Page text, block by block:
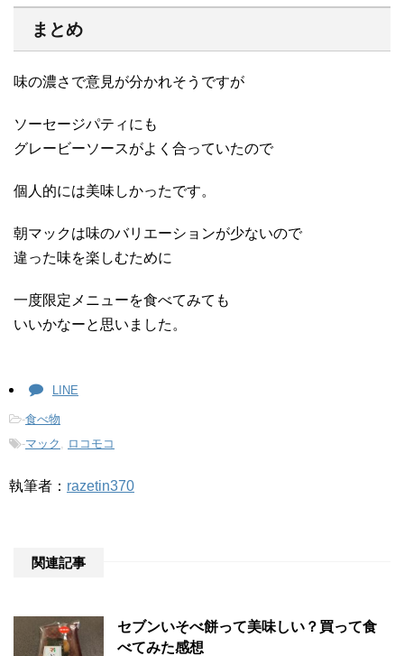
まとめ
味の濃さで意見が分かれそうですが
ソーセージパティにも
グレービーソースがよく合っていたので
個人的には美味しかったです。
朝マックは味のバリエーションが少ないので
違った味を楽しむために
一度限定メニューを食べてみても
いいかなーと思いました。
LINE
-食べ物
-マック ロコモコ
執筆者： razetin370
関連記事
セブンいそべ餅って美味しい？買って食
べてみた感想